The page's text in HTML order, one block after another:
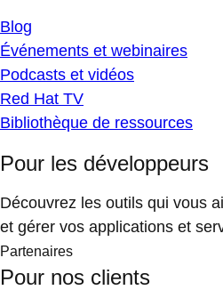
Blog
Événements et webinaires
Podcasts et vidéos
Red Hat TV
Bibliothèque de ressources
Pour les développeurs
Découvrez les outils qui vous
et gérer vos applications et
Partenaires
Pour nos clients